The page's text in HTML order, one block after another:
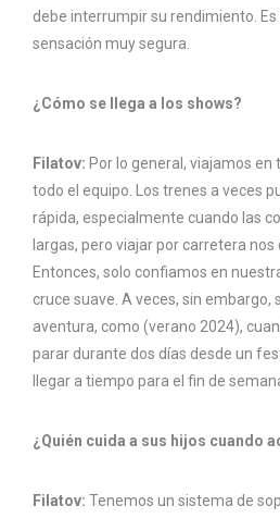
debe interrumpir su rendimiento.
sensación muy segura.
¿Cómo se llega a los shows?
Filatov: Por lo general, viajamos en
todo el equipo. Los trenes a veces
rápida, especialmente cuando las
largas, pero viajar por carretera
Entonces, solo confiamos en
cruce suave. A veces, sin embargo,
aventura, como (verano 2024),
parar durante dos días desde un
llegar a tiempo para el fin de
¿Quién cuida a sus hijos cuando
Filatov: Tenemos un sistema de